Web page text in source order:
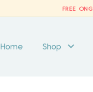
FREE
Home Shop